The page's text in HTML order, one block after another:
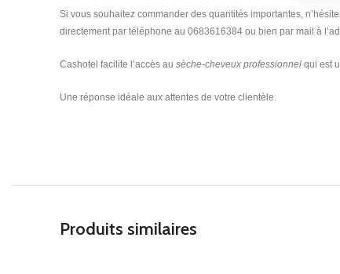
Si vous souhaitez commander des quantités importantes,
directement par téléphone au 0683616384 ou bien par mail à
Cashotel facilite l’accès au sèche-cheveux professionnel qui est
Une réponse idéale aux attentes de votre clientèle.
Produits similaires